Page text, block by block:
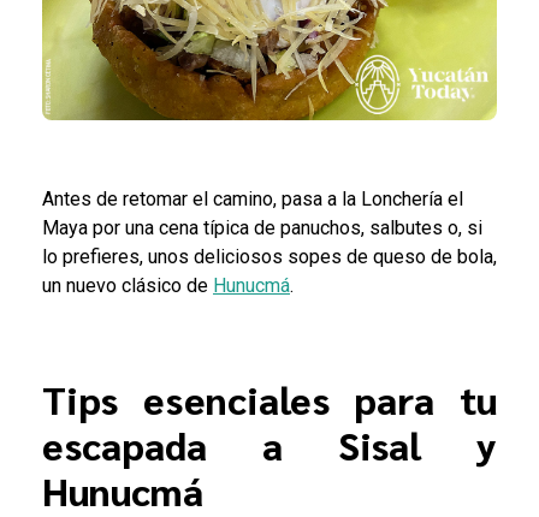
Antes de retomar el camino, pasa a la Lonchería el
Maya por una cena típica de panuchos, salbutes o, si
lo prefieres, unos deliciosos sopes de queso de bola,
un nuevo clásico de Hunucmá.
Tips esenciales para tu
escapada a Sisal y
Hunucmá